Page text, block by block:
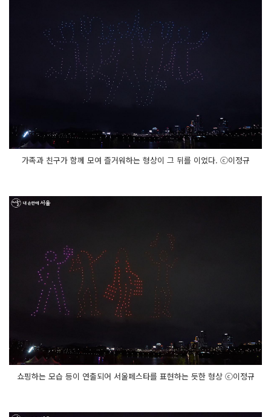
가족과 친구가 함께 모여 즐거워하는 형상이 그 뒤를 이었다. ⓒ이정규
쇼핑하는 모습 등이 연출되어 서울페스타를 표현하는 듯한 형상 ⓒ이정규